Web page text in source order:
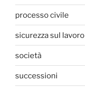
processo civile
sicurezza sul lavoro
società
successioni